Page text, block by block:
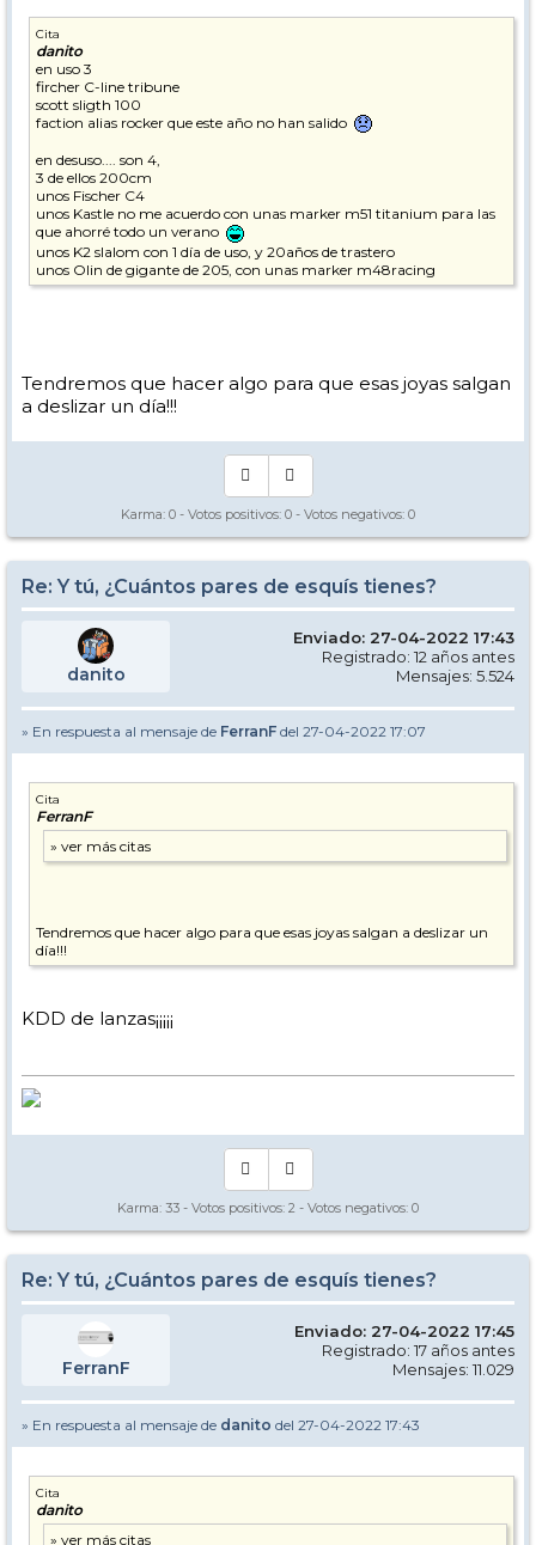
Cita
danito
en uso 3
fircher C-line tribune
scott sligth 100
faction alias rocker que este año no han salido
en desuso.... son 4,
3 de ellos 200cm
unos Fischer C4
unos Kastle no me acuerdo con unas marker m51 titanium para las
que ahorré todo un verano
unos K2 slalom con 1 día de uso, y 20años de trastero
unos Olin de gigante de 205, con unas marker m48racing
Tendremos que hacer algo para que esas joyas salgan
a deslizar un día!!!
Karma: 0 - Votos positivos: 0 - Votos negativos: 0
Re: Y tú, ¿Cuántos pares de esquís tienes?
danito
Enviado: 27-04-2022 17:43
Registrado: 12 años antes
Mensajes: 5.524
» En respuesta al mensaje de FerranF del 27-04-2022 17:07
Cita
FerranF
Tendremos que hacer algo para que esas joyas salgan a deslizar un
día!!!
KDD de lanzas¡¡¡¡¡
Karma: 33 - Votos positivos: 2 - Votos negativos: 0
Re: Y tú, ¿Cuántos pares de esquís tienes?
FerranF
Enviado: 27-04-2022 17:45
Registrado: 17 años antes
Mensajes: 11.029
» En respuesta al mensaje de danito del 27-04-2022 17:43
Cita
danito